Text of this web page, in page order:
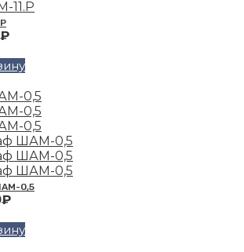
₽
0,5
₽